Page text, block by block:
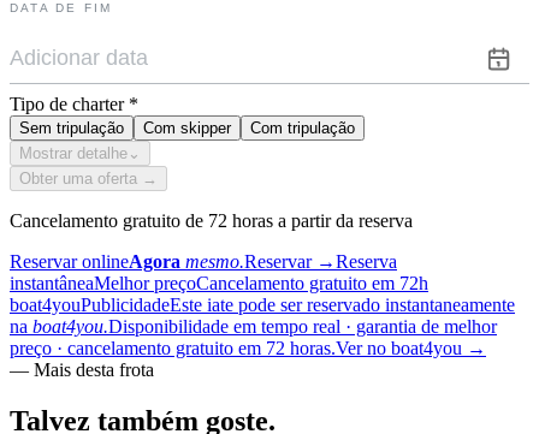
DATA DE FIM
Tipo de charter *
Sem tripulação Com skipper
Com tripulação
Mostrar detalhe ⌄
Obter uma oferta →
Cancelamento gratuito de 72 horas a partir da reserva
Reservar onlineAgora mesmo.Reservar →Reserva
instantâneaMelhor preçoCancelamento gratuito em 72h
boat4youPublicidadeEste iate pode ser reservado instantaneamente
na boat4you.Disponibilidade em tempo real · garantia de melhor
preço · cancelamento gratuito em 72 horas.Ver no boat4you →
— Mais desta frota
Talvez também goste.